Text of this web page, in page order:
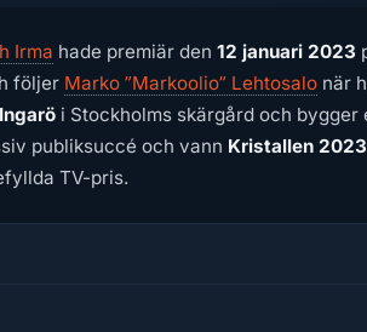
Irma hade premiär den 12 januari 2023
följer Marko ”Markoolio” Lehtosalo när
Ingarö i Stockholms skärgård och bygger
publiksuccé och vann Kristallen 2023
TV-pris.